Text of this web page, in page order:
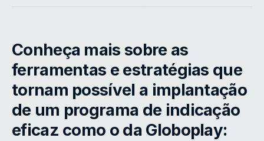
Conheça mais sobre as
ferramentas e estratégias que
tornam possível a implantação
de um programa de indicação
eficaz como o da Globoplay: